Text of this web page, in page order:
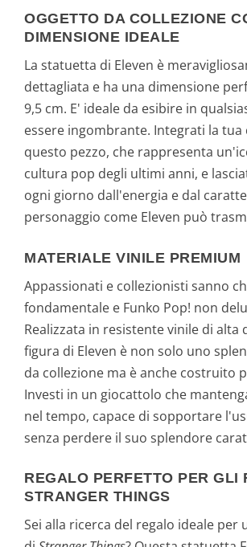
OGGETTO DA COLLEZIONE
DIMENSIONE IDEALE
La statuetta di Eleven è
dettagliata e ha una dimensione
9,5 cm. E' ideale da esibire in
essere ingombrante. Integrati la tua
questo pezzo, che rappresenta
cultura pop degli ultimi anni, e
ogni giorno dall'energia e dal
personaggio come Eleven può
MATERIALE VINILE PREMIUM
Appassionati e collezionisti sanno
fondamentale e Funko Pop! non
Realizzata in resistente vinile di alta
figura di Eleven è non solo uno
da collezione ma è anche costruito
Investi in un giocattolo che
nel tempo, capace di sopportare
senza perdere il suo splendore
REGALO PERFETTO PER GLI
STRANGER THINGS
Sei alla ricerca del regalo ideale per